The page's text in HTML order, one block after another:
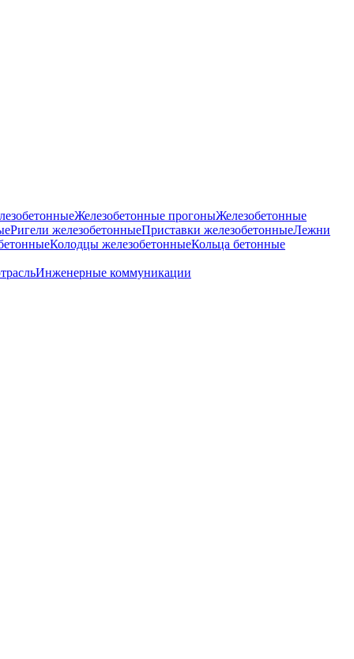
Железобетонные прогоныЖелезобетонные
Ригели железобетонныеПриставки железобетонныеЛежни
Колодцы железобетонныеКольца бетонные
Инженерные коммуникации